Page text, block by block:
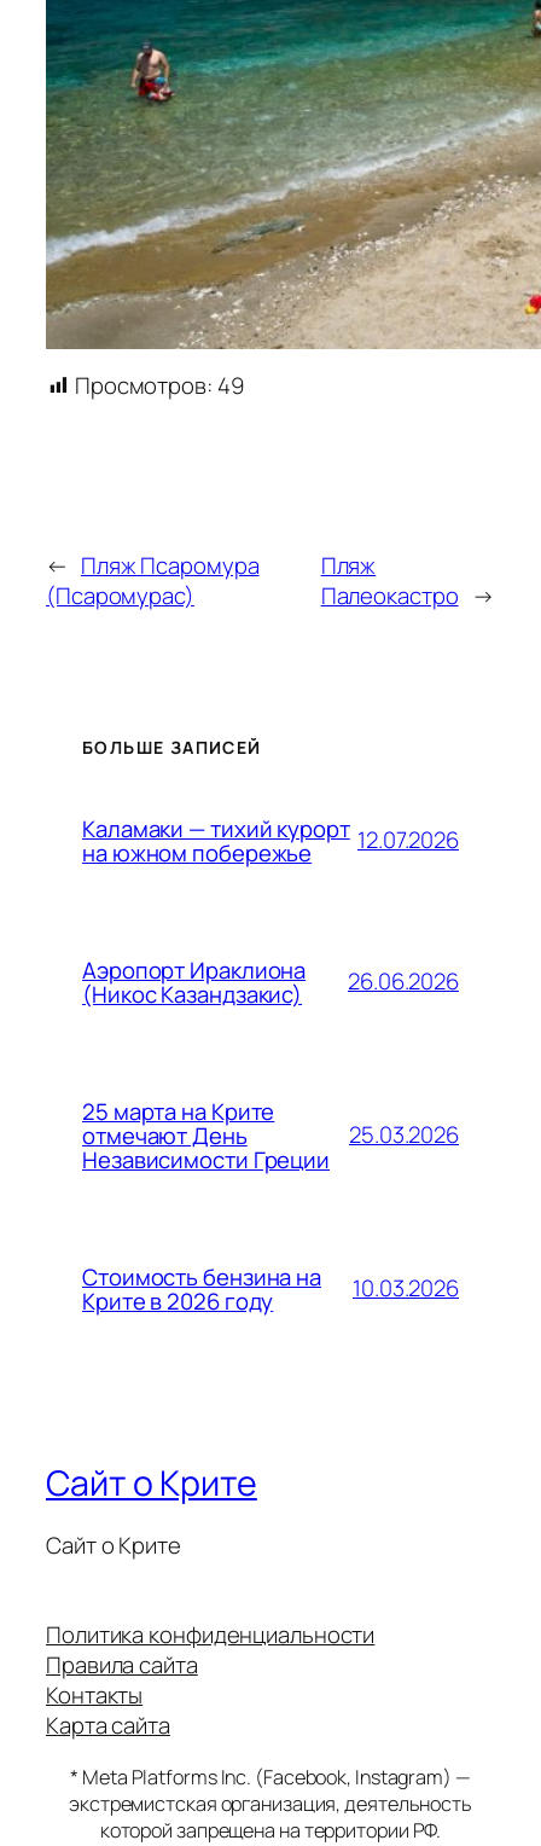
Просмотров: 49
← Пляж Псаромура
(Псаромурас)
Пляж
Палеокастро →
БОЛЬШЕ ЗАПИСЕЙ
Каламаки — тихий курорт
на южном побережье 12.07.2026
Аэропорт Ираклиона
(Никос Казандзакис) 26.06.2026
25 марта на Крите
отмечают День
Независимости Греции
25.03.2026
Стоимость бензина на
Крите в 2026 году 10.03.2026
Сайт о Крите
Сайт о Крите
Политика конфиденциальности
Правила сайта
Контакты
Карта сайта
* Meta Platforms Inc. (Facebook, Instagram) —
экстремистская организация, деятельность
которой запрещена на территории РФ.